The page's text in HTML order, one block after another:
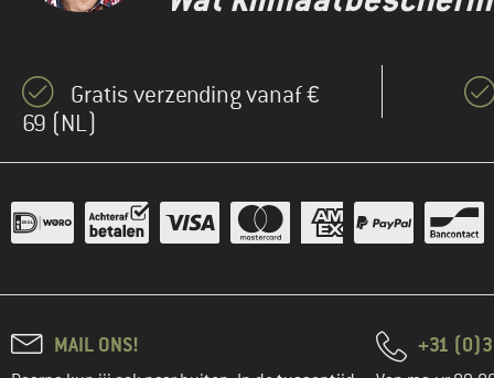
Gratis verzending vanaf €
69 (NL)
MAIL ONS! +31